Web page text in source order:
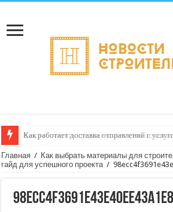
Как работает доставка отправлений с
Главная / Как выбрать материалы для
гайд для успешного проекта /